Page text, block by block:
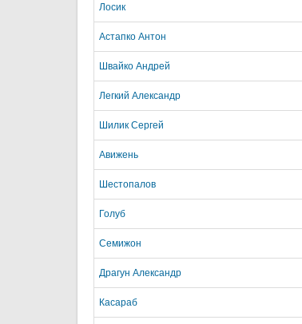
Лосик
Астапко Антон
Швайко Андрей
Легкий Александр
Шилик Сергей
Авижень
Шестопалов
Голуб
Семижон
Драгун Александр
Касараб